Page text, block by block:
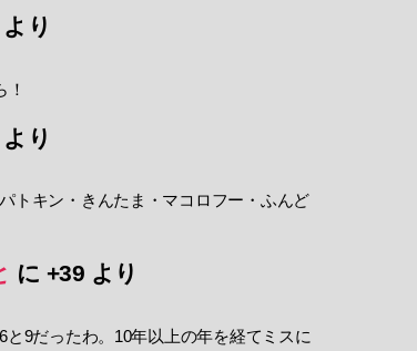
より
より
トキン・きんたま・マコロフー・ふんど
に +39 より
9だったわ。10年以上の年を経てミスに